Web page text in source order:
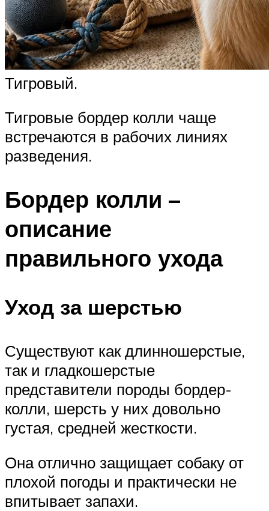
Тигровый.
Тигровые бордер колли чаще
встречаются в рабочих линиях
разведения.
Бордер колли –
описание
правильного ухода
Уход за шерстью
Существуют как длинношерстые,
так и гладкошерстые
представители породы бордер-
колли, шерсть у них довольно
густая, средней жесткости.
Она отлично защищает собаку от
плохой погоды и практически не
впитывает запахи.